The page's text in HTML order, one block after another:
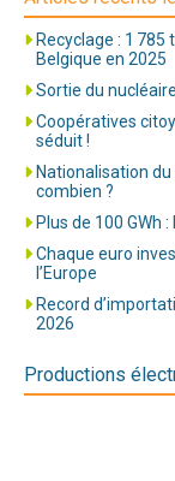
Recyclage : 1
Belgique en 2025
Sortie du
Coopératives
séduit !
Nationalisation
combien ?
Plus de 100 GWh
Chaque euro
l’Europe
Record
2026
Productions